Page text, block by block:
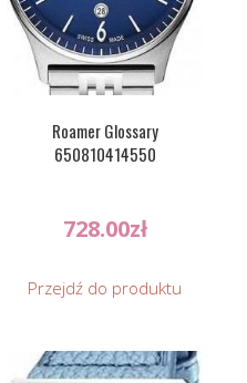
Roamer Glossary
650810414550
728.00zł
Przejdź do produktu